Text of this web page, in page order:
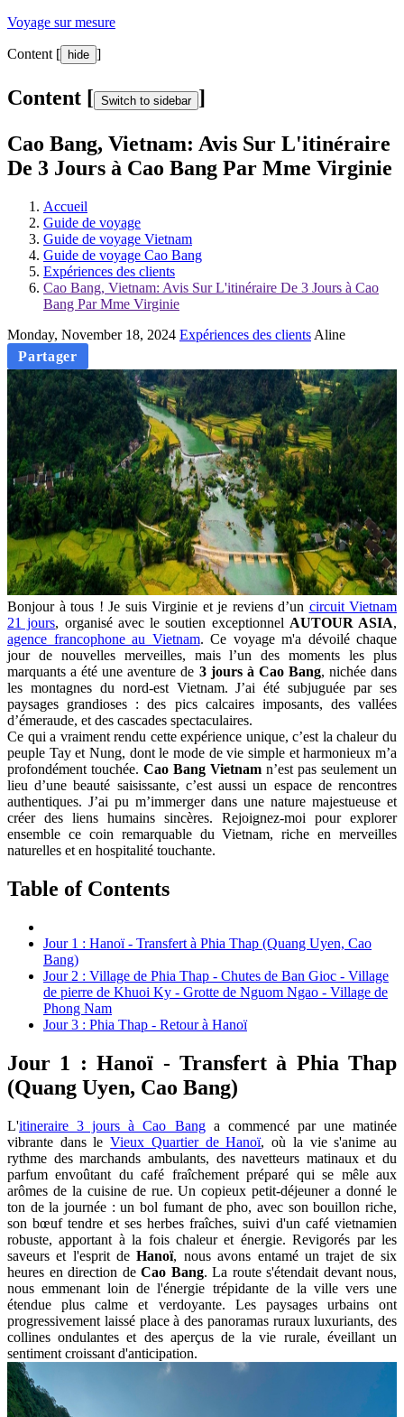
Voyage sur mesure
Content [ hide ]
Content [ Switch to sidebar ]
Cao Bang, Vietnam: Avis Sur L'itinéraire
De 3 Jours à Cao Bang Par Mme Virginie
Accueil
Guide de voyage
Guide de voyage Vietnam
Guide de voyage Cao Bang
Expériences des clients
Cao Bang, Vietnam: Avis Sur L'itinéraire De 3 Jours à Cao
Bang Par Mme Virginie
Monday, November 18, 2024 Expériences des clients Aline
Partager
Bonjour à tous ! Je suis Virginie et je reviens d’un circuit Vietnam
21 jours, organisé avec le soutien exceptionnel AUTOUR ASIA,
agence francophone au Vietnam. Ce voyage m'a dévoilé chaque
jour de nouvelles merveilles, mais l’un des moments les plus
marquants a été une aventure de 3 jours à Cao Bang, nichée dans
les montagnes du nord-est Vietnam. J’ai été subjuguée par ses
paysages grandioses : des pics calcaires imposants, des vallées
d’émeraude, et des cascades spectaculaires.
Ce qui a vraiment rendu cette expérience unique, c’est la chaleur du
peuple Tay et Nung, dont le mode de vie simple et harmonieux m’a
profondément touchée. Cao Bang Vietnam n’est pas seulement un
lieu d’une beauté saisissante, c’est aussi un espace de rencontres
authentiques. J’ai pu m’immerger dans une nature majestueuse et
créer des liens humains sincères. Rejoignez-moi pour explorer
ensemble ce coin remarquable du Vietnam, riche en merveilles
naturelles et en hospitalité touchante.
Table of Contents
Jour 1 : Hanoï - Transfert à Phia Thap (Quang Uyen, Cao
Bang)
Jour 2 : Village de Phia Thap - Chutes de Ban Gioc - Village
de pierre de Khuoi Ky - Grotte de Nguom Ngao - Village de
Phong Nam
Jour 3 : Phia Thap - Retour à Hanoï
Jour 1 : Hanoï - Transfert à Phia Thap
(Quang Uyen, Cao Bang)
L'itineraire 3 jours à Cao Banga commencé par une matinée
vibrante dans leVieux Quartier de Hanoï, où la vie s'anime au
rythme des marchands ambulants, des navetteurs matinaux et du
parfum envoûtant du café fraîchement préparé qui se mêle aux
arômes de la cuisine de rue. Un copieux petit-déjeuner a donné le
ton de la journée : un bol fumant de pho, avec son bouillon riche,
son bœuf tendre et ses herbes fraîches, suivi d'un café vietnamien
robuste, apportant à la fois chaleur et énergie. Revigorés par les
saveurs et l'esprit deHanoï, nous avons entamé un trajet de six
heures en direction de Cao Bang. La route s'étendait devant nous,
nous emmenant loin de l'énergie trépidante de la ville vers une
étendue plus calme et verdoyante. Les paysages urbains ont
progressivement laissé place à des panoramas ruraux luxuriants, des
collines ondulantes et des aperçus de la vie rurale, éveillant un
sentiment croissant d'anticipation.